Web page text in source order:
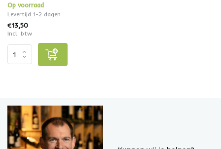
Op voorraad
Levertijd 1-2 dagen
€13,50
Incl. btw